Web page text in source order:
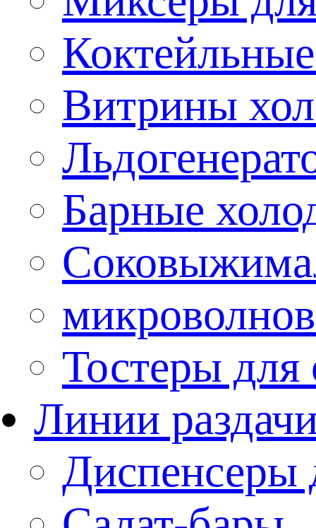
Витрины
Барные
Тостеры
Линии
Диспенсеры